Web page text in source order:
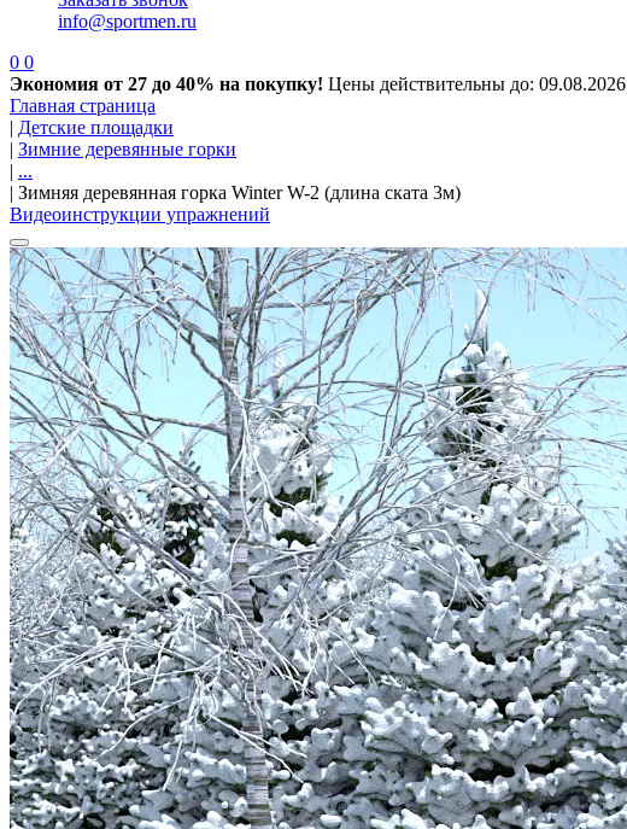
info@sportmen.ru
0 0
Экономия от 27 до 40% на покупку! Цены действительны до: 09.08.2026
Главная страница
| Детские площадки
| Зимние деревянные горки
| ...
| Зимняя деревянная горка Winter W-2 (длина ската 3м)
Видеоинструкции упражнений